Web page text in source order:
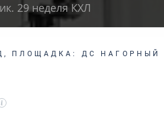
29 неделя КХЛ
ПЛОЩАДКА: ДС НАГОРНЫЙ